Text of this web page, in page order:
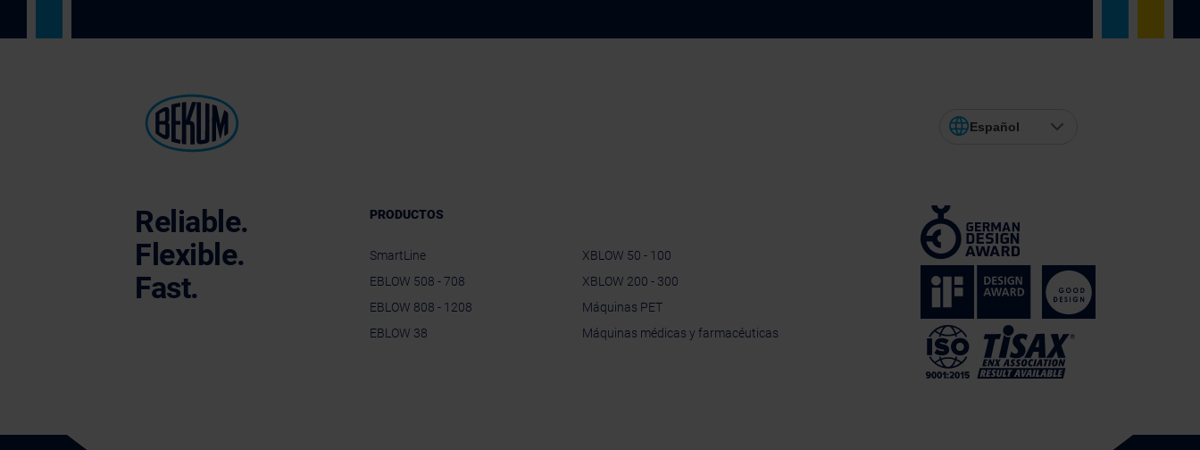
Español
Reliable.
Flexible.
Fast.
PRODUCTOS
SmartLine
EBLOW 508 - 708
EBLOW 808 - 1208
EBLOW 38
XBLOW 50 - 100
XBLOW 200 - 300
Máquinas PET
Máquinas médicas y farmacéuticas